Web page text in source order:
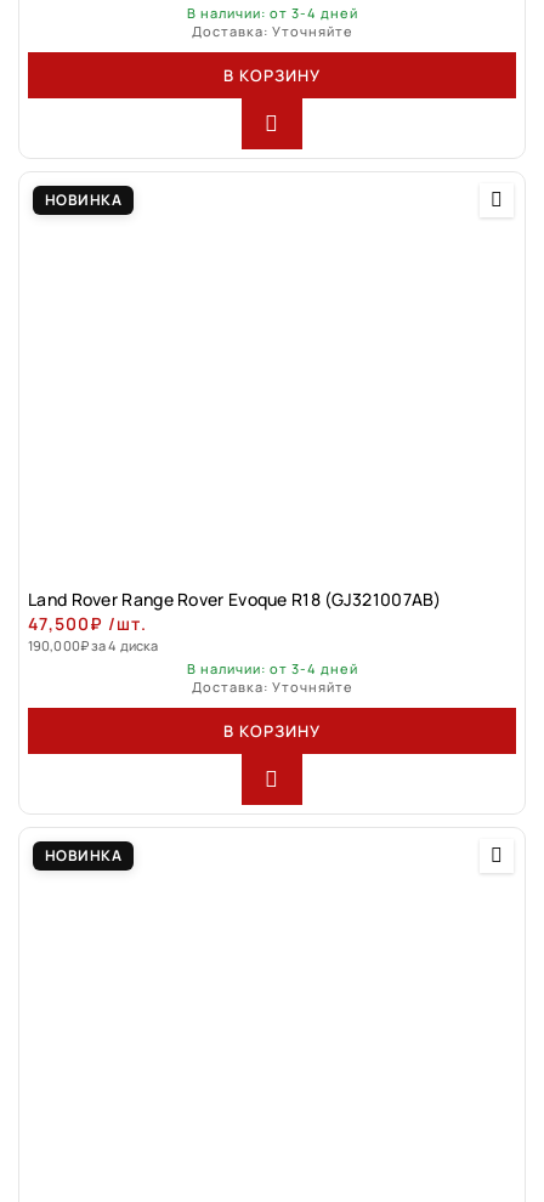
В наличии: от 3-4 дней
Доставка: Уточняйте
В КОРЗИНУ
НОВИНКА
Land Rovеr Rаngе Rоver Evоque R18 (GJ321007АВ)
47,500₽ /шт.
190,000₽за 4 диска
В наличии: от 3-4 дней
Доставка: Уточняйте
В КОРЗИНУ
НОВИНКА